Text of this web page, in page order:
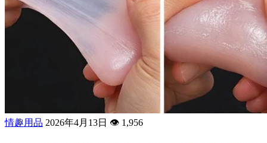
情趣用品 2026年4月13日 👁️ 1,956